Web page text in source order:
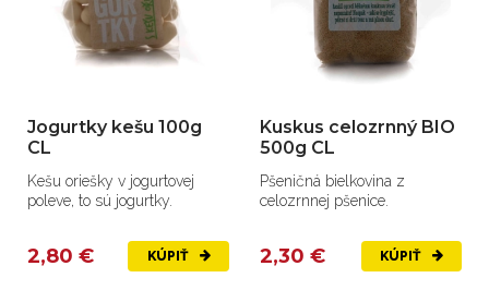
Jogurtky kešu 100g
CL
Kešu oriešky v jogurtovej
poleve, to sú jogurtky.
2,80 € KÚPIŤ
Kuskus celozrnný BIO
500g CL
Pšeničná bielkovina z
celozrnnej pšenice.
2,30 € KÚPIŤ